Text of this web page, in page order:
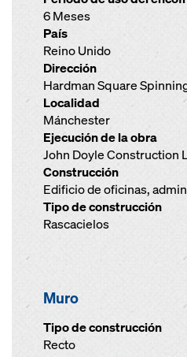
6 Meses
País
Reino Unido
Dirección
Hardman Square
Localidad
Mánchester
Ejecución de la obra
John Doyle Construction
Construcción
Edificio de oficinas,
Tipo de construcción
Rascacielos
Muro
Tipo de construcción
Recto